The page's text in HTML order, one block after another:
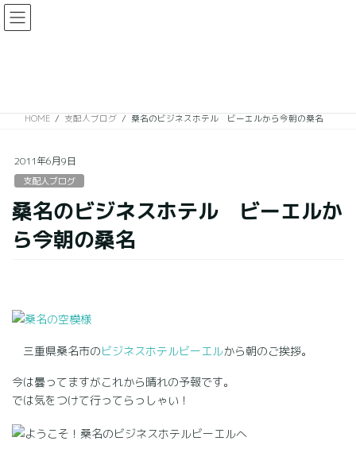
コ
ン
ナ
ビ
HOME 支配人ブログ 桑名のビジネスホテル ビーエルから今朝の桑名
2011年6月9日
支配人ブログ
桑名のビジネスホテル ビーエルか
ら今朝の桑名
三重県桑名市のビジネスホテルビーエルから朝のご挨拶。
今は曇ってますがこれから晴れの予報です。
では気をつけて行ってらっしゃい！